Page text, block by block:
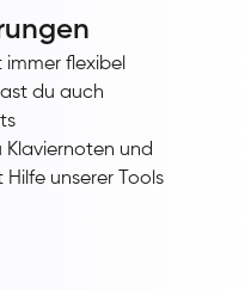
flexibel
du auch
und
Hilfe unserer Tools